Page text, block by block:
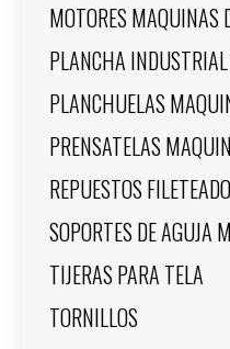
MOTORES MAQUINAS
PLANCHA
PLANCHUELAS
PRENSATELAS
REPUESTOS
SOPORTES DE AGUJA
TIJERAS PARA TELA
TORNILLOS